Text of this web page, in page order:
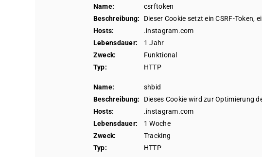
Name:
csrftoken
Beschreibung:
Dieser Cookie setzt ein CSRF-
Hosts:
.instagram.com
Lebensdauer:
1 Jahr
Zweck:
Funktional
Typ:
HTTP
Name:
shbid
Beschreibung:
Dieses Cookie wird zur Optimierung
Hosts:
.instagram.com
Lebensdauer:
1 Woche
Zweck:
Tracking
Typ:
HTTP